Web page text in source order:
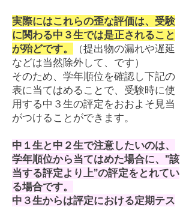
実際にはこれらの歪な評価は、受験
に関わる中３生では是正されること
が殆どです。
（提出物の漏れや遅延
などは当然除外して、です）
そのため、学年順位を確認し下記の
表に当てはめることで、受験時に使
用する中３生の評定をおおよそ見当
がつけることができます。
中１生と中２生で注意したいのは、
学年順位から当てはめた場合に、”該
当する評定より上”の評定をとれてい
る場合です。
中３生からは評定における定期テス